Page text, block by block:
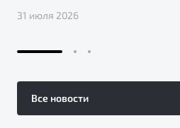
31 июля 2026
Все новости